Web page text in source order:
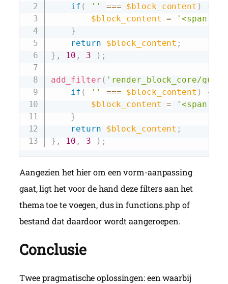
if ( '' === $block_content )
{
$block_content
=
'<span
}
return
$block_content ;
} , 10 , 3 ) ;
add_filter ( 'render_block_core/
if ( '' === $block_content )
{
$block_content
=
'<span
}
return
$block_content ;
} , 10 , 3 ) ;
Aangezien het hier om een vorm-aanpassing
gaat, ligt het voor de hand deze filters aan het
thema toe te voegen, dus in functions.php of
bestand dat daardoor wordt aangeroepen.
Conclusie
Twee pragmatische oplossingen: een waarbij